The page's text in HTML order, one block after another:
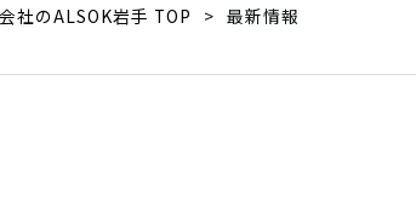
社のALSOK岩手 TOP > 最新情報